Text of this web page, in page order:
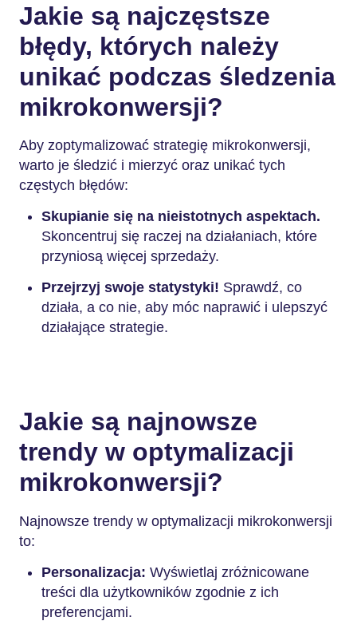
Jakie są najczęstsze
błędy, których należy
unikać podczas śledzenia
mikrokonwersji?
Aby zoptymalizować strategię mikrokonwersji,
warto je śledzić i mierzyć oraz unikać tych
częstych błędów:
Skupianie się na nieistotnych aspektach.
Skoncentruj się raczej na działaniach, które
przyniosą więcej sprzedaży.
Przejrzyj swoje statystyki! Sprawdź, co
działa, a co nie, aby móc naprawić i ulepszyć
działające strategie.
Jakie są najnowsze
trendy w optymalizacji
mikrokonwersji?
Najnowsze trendy w optymalizacji mikrokonwersji
to:
Personalizacja: Wyświetlaj zróżnicowane
treści dla użytkowników zgodnie z ich
preferencjami.